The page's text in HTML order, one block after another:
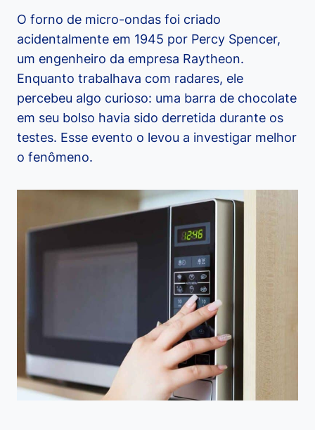
O forno de micro-ondas foi criado
acidentalmente em 1945 por Percy Spencer,
um engenheiro da empresa Raytheon.
Enquanto trabalhava com radares, ele
percebeu algo curioso: uma barra de chocolate
em seu bolso havia sido derretida durante os
testes. Esse evento o levou a investigar melhor
o fenômeno.